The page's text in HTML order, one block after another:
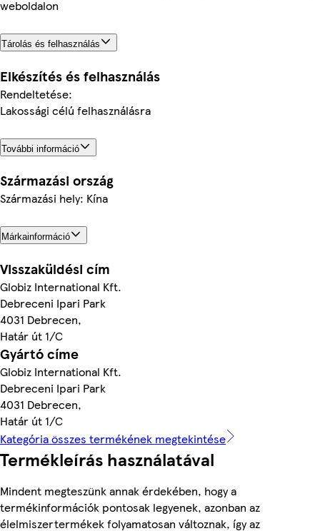
weboldalon
Tárolás és felhasználás
Elkészítés és felhasználás
Rendeltetése:
Lakossági célú felhasználásra
További információ
Származási ország
Származási hely: Kína
Márkainformáció
Visszaküldési cím
Globiz International Kft.
Debreceni Ipari Park
4031 Debrecen,
Határ út 1/C
Gyártó címe
Globiz International Kft.
Debreceni Ipari Park
4031 Debrecen,
Határ út 1/C
Kategória összes termékének megtekintése
Termékleírás használatával
Mindent megteszünk annak érdekében, hogy a
termékinformációk pontosak legyenek, azonban az
élelmiszertermékek folyamatosan változnak, így az